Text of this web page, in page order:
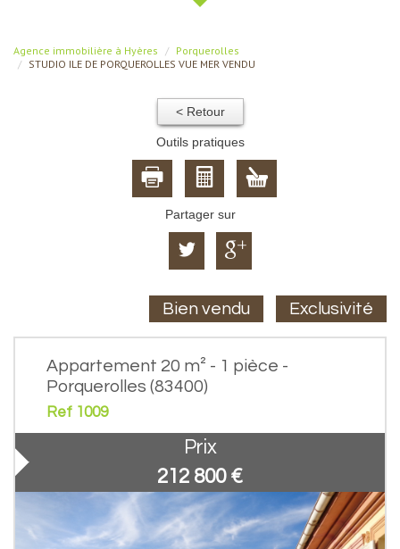
Agence immobilière à Hyères
Porquerolles
STUDIO ILE DE PORQUEROLLES VUE MER VENDU
< Retour
Outils pratiques
Partager sur
Bien vendu Exclusivité
Appartement 20 m² - 1 pièce -
Porquerolles (83400)
Ref 1009
Prix
212 800 €